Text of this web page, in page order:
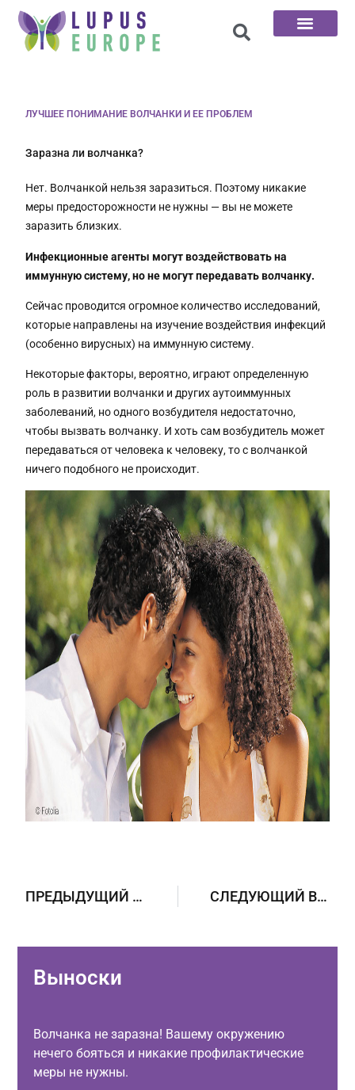
ЛУЧШЕЕ ПОНИМАНИЕ ВОЛЧАНКИ И ЕЕ ПРОБЛЕМ
Заразна ли волчанка?
Нет. Волчанкой нельзя заразиться. Поэтому никакие
меры предосторожности не нужны — вы не можете
заразить близких.
Инфекционные агенты могут воздействовать на
иммунную систему, но не могут передавать волчанку.
Сейчас проводится огромное количество исследований,
которые направлены на изучение воздействия инфекций
(особенно вирусных) на иммунную систему.
Некоторые факторы, вероятно, играют определенную
роль в развитии волчанки и других аутоиммунных
заболеваний, но одного возбудителя недостаточно,
чтобы вызвать волчанку. И хоть сам возбудитель может
передаваться от человека к человеку, то с волчанкой
ничего подобного не происходит.
ПРЕДЫДУЩИЙ ВОПРОС СЛЕДУЮЩИЙ ВОПРОС
Выноски
Волчанка не заразна! Вашему окружению
нечего бояться и никакие профилактические
меры не нужны.